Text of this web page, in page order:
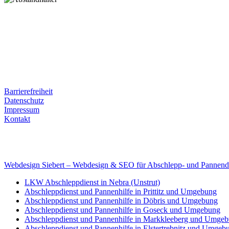
Barrierefreiheit
Datenschutz
Impressum
Kontakt
Webdesign Siebert – Webdesign & SEO für Abschlepp- und
LKW Abschleppdienst in Nebra (Unstrut)
Abschleppdienst und Pannenhilfe in Prittitz und Umgebung
Abschleppdienst und Pannenhilfe in Döbris und Umgebung
Abschleppdienst und Pannenhilfe in Goseck und Umgebung
Abschleppdienst und Pannenhilfe in Markkleeberg und